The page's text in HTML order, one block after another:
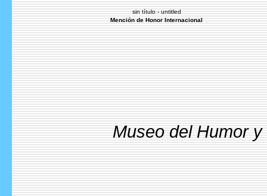
sin título - untitled
Mención de Honor Internacional
Museo del Humor